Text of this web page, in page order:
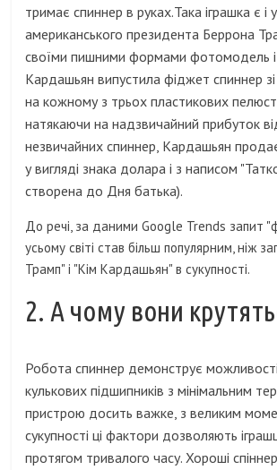
тримає спиннер в руках.Така іграшка є і
американського президента Беррона
своїми пишними формами фотомодель і
Кардашьян випустила фіджет спиннер
на кожному з трьох пластикових
натякаючи на надзвичайний прибуток
незвичайних спиннер, Кардашьян
у вигляді знака долара і з написом
створена до Дня батька).
До речі, за даними Google Trends запит
усьому світі став більш популярним, ніж
Трамп" і "Кім Кардашьян" в сукупності.
2. А чому вони
Робота спиннер демонструє
кулькових підшипників з мінімальним
пристрою досить важке, з великим
сукупності ці фактори дозволяють
протягом тривалого часу. Хороші